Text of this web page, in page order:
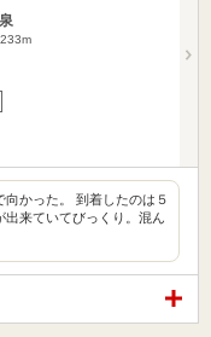
かった。 到着したのは５
来ていてびっくり。混ん